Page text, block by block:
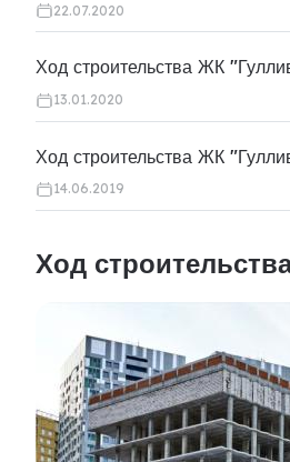
22.07.2020
Ход строительства ЖК
13.01.2020
Ход строительства ЖК
14.06.2019
Ход